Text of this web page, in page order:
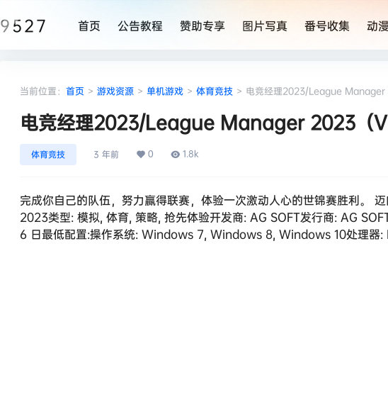
9527 首页 公告教程 赞助专享 图片写真 番号收集 动
当前位置： 首页 > 游戏资源 > 单机游戏 > 体育竞技 > 电竞经理2023/League Manager
电竞经理2023/League Manager 2023（
体育竞技 3 年前 0 1.8k
完成你自己的队伍，努力赢得联赛，体验一次激动人心的世锦赛胜利。
2023类型: 模拟, 体育, 策略, 抢先体验开发商: AG SOFT发行商: AG
6 日最低配置:操作系统: Windows 7, Windows 8, Windows 10处理